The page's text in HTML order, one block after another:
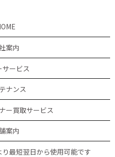
案内
サービス
ナンス
ー買取サービス
案内
最短翌日から使用可能です